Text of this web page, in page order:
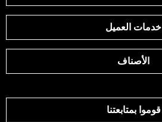
خدمات العميل
الأصناف
قوموا بمتابعتنا